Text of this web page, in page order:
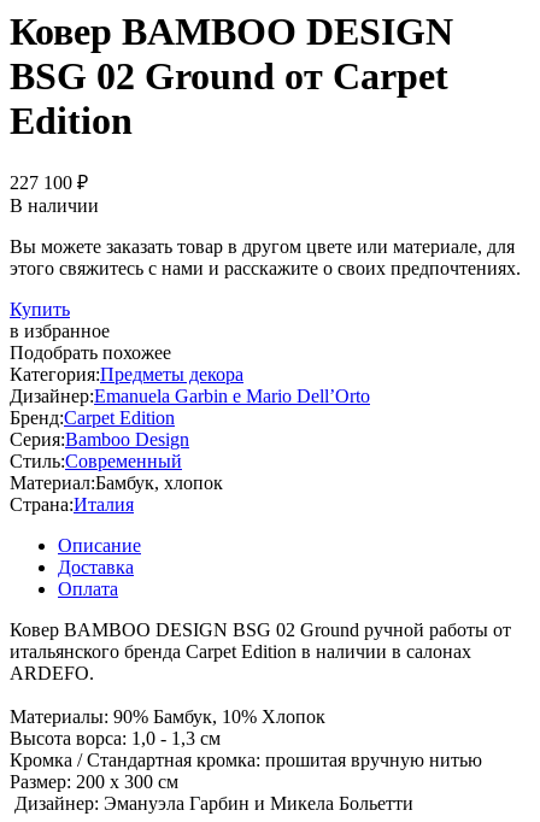
Ковер BAMBOO DESIGN
BSG 02 Ground от Carpet
Edition
227 100 ₽
В наличии
Вы можете заказать товар в другом цвете или материале, для
этого свяжитесь с нами и расскажите о своих предпочтениях.
Купить
в избранное
Подобрать похожее
Категория:Предметы декора
Дизайнер:Emanuela Garbin e Mario Dell’Orto
Бренд:Carpet Edition
Серия:Bamboo Design
Стиль:Современный
Материал:Бамбук, хлопок
Страна:Италия
Описание
Доставка
Оплата
Ковер BAMBOO DESIGN BSG 02 Ground ручной работы от
итальянского бренда Carpet Edition в наличии в салонах
ARDEFO.
Материалы: 90% Бамбук, 10% Хлопок
Высота ворса: 1,0 - 1,3 см
Кромка / Стандартная кромка: прошитая вручную нитью
Размер: 200 x 300 см
Дизайнер: Эмануэла Гарбин и Микела Больетти